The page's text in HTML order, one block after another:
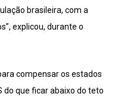
brasileira, com a
explicou, durante o
compensar os estados
que ficar abaixo do teto